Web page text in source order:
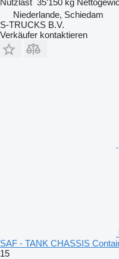
Nutzlast 35’150 kg
Niederlande, Schiedam
S-TRUCKS B.V.
Verkäufer kontaktieren
SAF - TANK CHASSIS
15